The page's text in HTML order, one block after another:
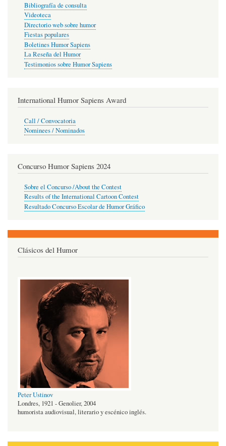
Bibliografía de consulta
Videoteca
Directorio web sobre humor
Fiestas populares
Boletines Humor Sapiens
La Reseña del Humor
Testimonios sobre Humor Sapiens
International Humor Sapiens Award
Call / Convocatoria
Nominees / Nominados
Concurso Humor Sapiens 2024
Sobre el Concurso /About the Contest
Results of the International Cartoon Contest
Resultado Concurso Escolar de Humor Gráfico
Clásicos del Humor
Peter Ustinov
Londres, 1921 - Genolier, 2004
humorista audiovisual, literario y escénico inglés.